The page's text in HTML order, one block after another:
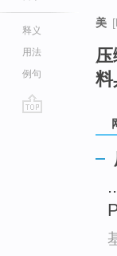
释义
用法
例句
美
料